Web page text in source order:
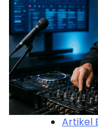
Artikel